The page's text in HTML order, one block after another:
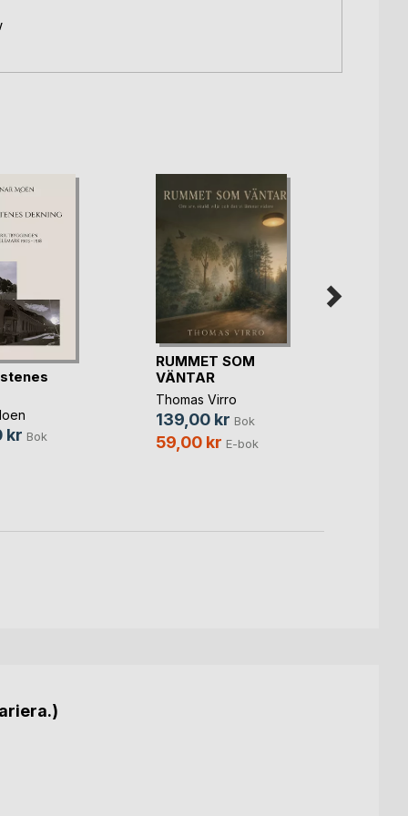
kr Bok
RUMMET SOM
VÄNTAR
Thomas Virro
139,00 kr Bok
59,00 kr E-bok